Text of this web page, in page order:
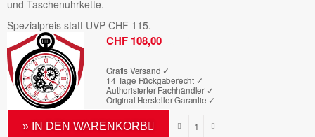
und Taschenuhrkette.
Spezialpreis statt UVP CHF 115.-
CHF 108,00
Gratis Versand ✓
14 Tage Rückgaberecht ✓
Authorisierter Fachhändler ✓
Original Hersteller Garantie ✓
» IN DEN WARENKORB